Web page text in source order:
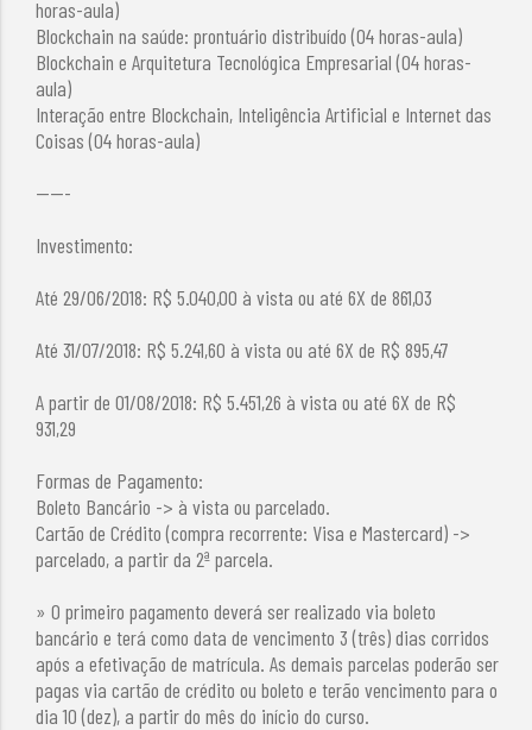
horas-aula)
Blockchain na saúde: prontuário distribuído (04 horas-aula)
Blockchain e Arquitetura Tecnológica Empresarial (04 horas-
aula)
Interação entre Blockchain, Inteligência Artificial e Internet das
Coisas (04 horas-aula)
-----
Investimento:
Até 29/06/2018: R$ 5.040,00 à vista ou até 6X de 861,03
Até 31/07/2018: R$ 5.241,60 à vista ou até 6X de R$ 895,47
A partir de 01/08/2018: R$ 5.451,26 à vista ou até 6X de R$
931,29
Formas de Pagamento:
Boleto Bancário -> à vista ou parcelado.
Cartão de Crédito (compra recorrente: Visa e Mastercard) ->
parcelado, a partir da 2ª parcela.
» O primeiro pagamento deverá ser realizado via boleto
bancário e terá como data de vencimento 3 (três) dias corridos
após a efetivação de matrícula. As demais parcelas poderão ser
pagas via cartão de crédito ou boleto e terão vencimento para o
dia 10 (dez), a partir do mês do início do curso.